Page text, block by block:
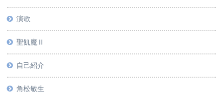
演歌
聖飢魔Ⅱ
自己紹介
角松敏生